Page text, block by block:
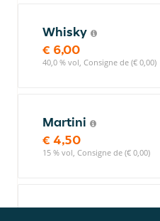
Whisky
€ 6,00
40,0 % vol, Consigne de (€ 0,00)
Martini
€ 4,50
15 % vol, Consigne de (€ 0,00)
Vodka